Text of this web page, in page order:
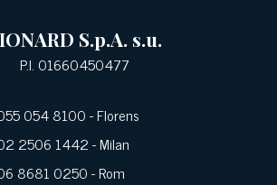
S.p.A. s.u.
P.I. 01660450477
054 8100- Florens
2506 1442- Milan
8681 0250- Rom